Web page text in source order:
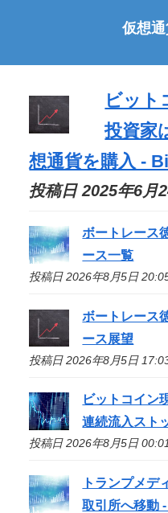
仮想
ビット
投資家
想通貨を購入 -
投稿日 2025年6月
ボートレース
ース一覧
投稿日 2026年8月5日
ボートレース
ース展望
投稿日 2026年8月5日
ビットコイン
連続流入スト
投稿日 2026年8月5日
トランプメデ
取引所へ移動 -